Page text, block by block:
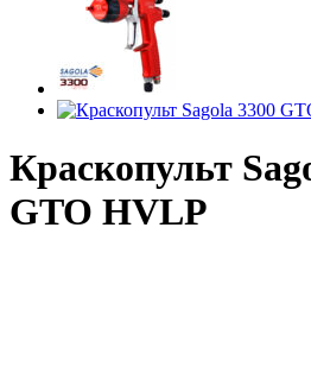
Краскопульт
GTO HVLP